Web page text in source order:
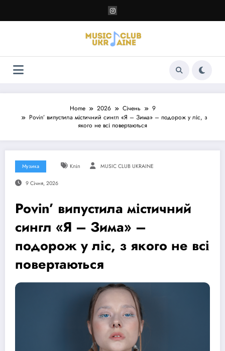
контенту
Home 2026 Січень
9
Povin’ випустила містичний сингл «Я – Зима» – подорож у ліс, з
якого не всі повертаються
Музика Кліп MUSIC CLUB UKRAINE
9 Січня, 2026
Povin’ випустила містичний
сингл «Я – Зима» –
подорож у ліс, з якого не всі
повертаються